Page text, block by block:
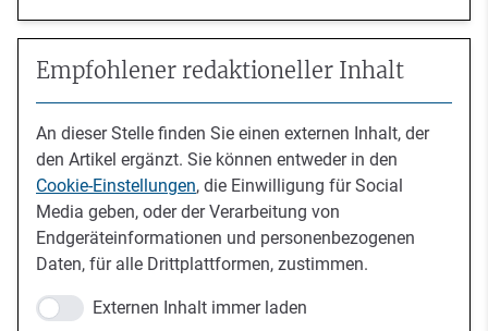
Empfohlener redaktioneller Inhalt
An dieser Stelle finden Sie einen externen Inhalt, der
den Artikel ergänzt. Sie können entweder in den
Cookie-Einstellungen, die Einwilligung für Social
Media geben, oder der Verarbeitung von
Endgeräteinformationen und personenbezogenen
Daten, für alle Drittplattformen, zustimmen.
Externen Inhalt immer laden